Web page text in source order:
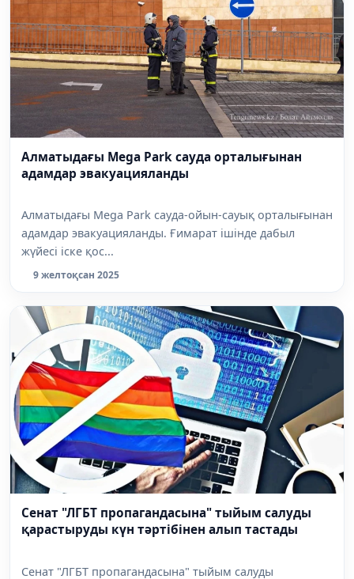
Алматыдағы Mega Park сауда орталығынан
адамдар эвакуацияланды
Алматыдағы Mega Park сауда-ойын-сауық орталығынан
адамдар эвакуацияланды. Ғимарат ішінде дабыл
жүйесі іске қос...
9 желтоқсан 2025
Сенат "ЛГБТ пропагандасына" тыйым салуды
қарастыруды күн тәртібінен алып тастады
Сенат "ЛГБТ пропагандасына" тыйым салуды